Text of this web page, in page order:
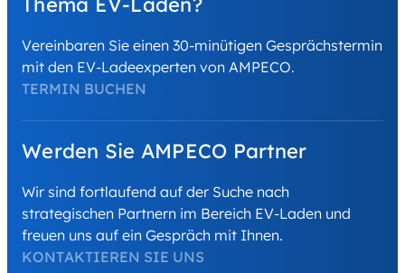
Vereinbaren Sie einen 30-minütigen Gesprächstermin
mit den EV-Ladeexperten von AMPECO.
TERMIN BUCHEN
Werden Sie AMPECO Partner
Wir sind fortlaufend auf der Suche nach
strategischen Partnern im Bereich EV-Laden und
freuen uns auf ein Gespräch mit Ihnen.
KONTAKTIEREN SIE UNS